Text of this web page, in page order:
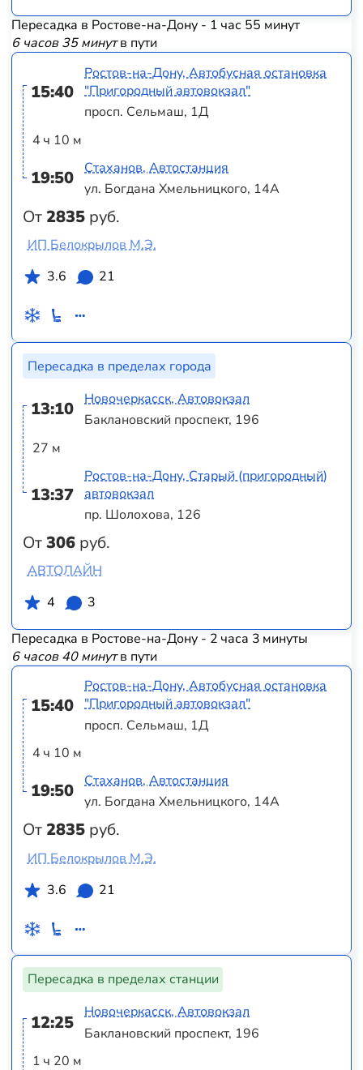
Пересадка в Ростове-на-Дону - 1 час 55 минут
6 часов 35 минутв пути
15:40
4 ч 10 м
19:50
От2835 руб.
Ростов-на-Дону, Автобусная остановка
"Пригородный автовокзал"
просп. Сельмаш, 1Д
Стаханов, Автостанция
ул. Богдана Хмельницкого, 14А
ИП Белокрылов М.Э.
3.6
21
Пересадка в пределах города
13:10
27 м
13:37
От306 руб.
Новочеркасск, Автовокзал
Баклановский проспект, 196
Ростов-на-Дону, Старый (пригородный)
автовокзал
пр. Шолохова, 126
АВТОЛАЙН
4
3
Пересадка в Ростове-на-Дону - 2 часа 3 минуты
6 часов 40 минутв пути
15:40
4 ч 10 м
19:50
От2835 руб.
Ростов-на-Дону, Автобусная остановка
"Пригородный автовокзал"
просп. Сельмаш, 1Д
Стаханов, Автостанция
ул. Богдана Хмельницкого, 14А
ИП Белокрылов М.Э.
3.6
21
Пересадка в пределах станции
12:25
1 ч 20 м
Новочеркасск, Автовокзал
Баклановский проспект, 196